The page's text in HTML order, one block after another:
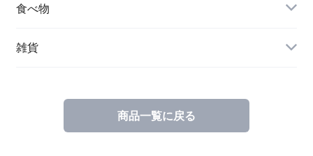
食べ物
特産品
雑貨
商品一覧に戻る